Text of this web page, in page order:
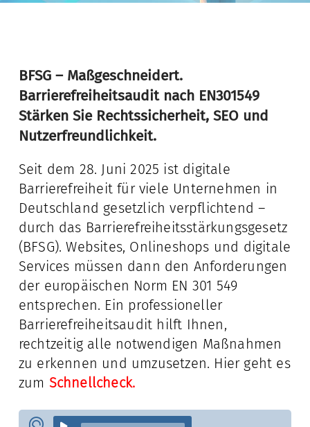
BFSG – Maßgeschneidert.
Barrierefreiheitsaudit nach EN301549
Stärken Sie Rechtssicherheit, SEO und
Nutzerfreundlichkeit.
Seit dem 28. Juni 2025 ist digitale
Barrierefreiheit für viele Unternehmen in
Deutschland gesetzlich verpflichtend –
durch das Barrierefreiheitsstärkungsgesetz
(BFSG). Websites, Onlineshops und digitale
Services müssen dann den Anforderungen
der europäischen Norm EN 301 549
entsprechen. Ein professioneller
Barrierefreiheitsaudit hilft Ihnen,
rechtzeitig alle notwendigen Maßnahmen
zu erkennen und umzusetzen. Hier geht es
zum Schnellcheck.